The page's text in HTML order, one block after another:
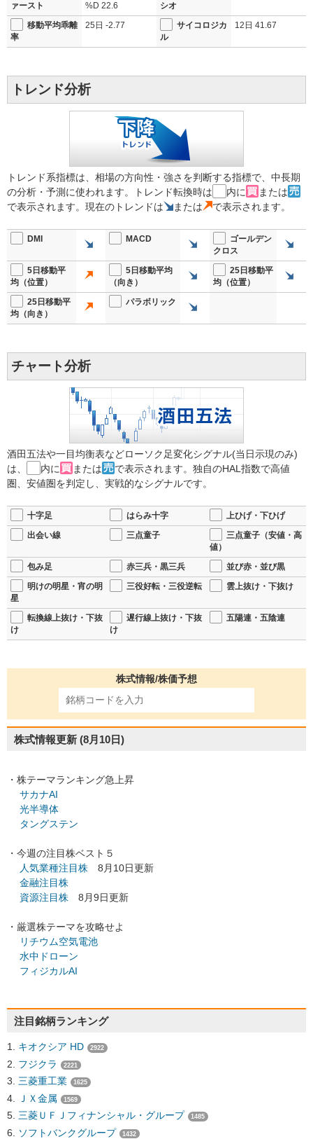
ァースト %D 22.6
シオ
移動平均乖離
率
25日 -2.77
サイコロジカ
ル
12日 41.67
トレンド分析
トレンド系指標は、相場の方向性・強さを判断する指標で、中長期
の分析・予測に使われます。トレンド転換時は
内に
または
で表示されます。現在のトレンドは
または で表示されます。
DMI MACD
ゴールデン
クロス
5日移動平
均（位置）
5日移動平均
（向き）
25日移動平
均（位置）
25日移動平
均（向き）
パラボリック
チャート分析
酒田五法や一目均衡表などローソク足変化シグナル(当日示現のみ)
は、
内に または
で表示されます。独自のHAL指数で高値
圏、安値圏を判定し、実戦的なシグナルです。
十字足 はらみ十字
上ひげ・下ひげ
出会い線
三点童子
三点童子（安値・高
値）
包み足
赤三兵・黒三兵
並び赤・並び黒
明けの明星・宵の明
星
三役好転・三役逆転 雲上抜け・下抜け
転換線上抜け・下抜
け
遅行線上抜け・下抜
け
五陽連・五陰連
株式情報/株価予想
株式情報更新 (8月10日)
・株テーマランキング急上昇
サカナAI
光半導体
タングステン
・今週の注目株ベスト５
人気業種注目株 8月10日更新
金融注目株
資源注目株 8月9日更新
・厳選株テーマを攻略せよ
リチウム空気電池
水中ドローン
フィジカルAI
注目銘柄ランキング
キオクシア HD 2922
フジクラ 2221
三菱重工業 1625
ＪＸ金属 1569
三菱ＵＦＪフィナンシャル・グループ 1485
ソフトバンクグループ 1432